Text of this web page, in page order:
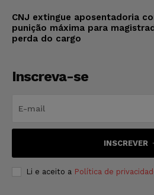
CNJ extingue aposentadoria
punição máxima para
perda do cargo
Inscreva-se
INSCREVER
Li e aceito a Política de